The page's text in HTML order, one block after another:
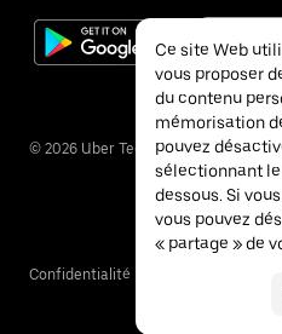
© 2026 Uber Technologies Inc.
Confidentialité
Ce site Web
vous proposer
du contenu
mémorisation
pouvez
sélectionnant
dessous. Si
vous pouvez
« partage » de